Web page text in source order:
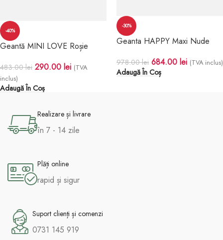
-40%
Geantă MINI LOVE Roșie
483.00lei 290.00 lei (TVA
inclus)
Adaugă În Coș
-30%
Geanta HAPPY Maxi Nude
978.00lei 684.00 lei (TVA inclus)
Adaugă În Coș
Realizare și livrare
în 7 - 14 zile
Plăți online
rapid și sigur
Suport clienți și comenzi
0731 145 919